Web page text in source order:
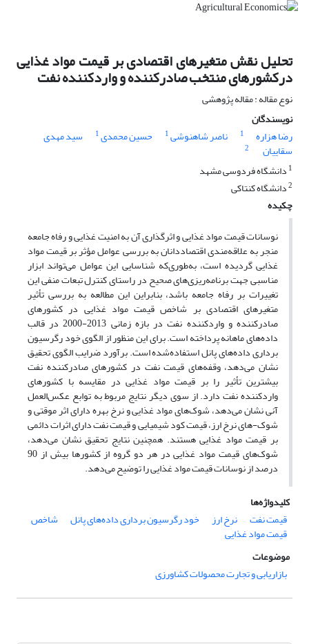
تحلیل نقش متغیرهای اقتصادی بر قیمت مواد غذایی
درکشورهای منتخب صادرکننده و واردکننده نفت
نوع مقاله : مقاله پژوهشی
نویسندگان
رضا هزاره
1 ناصر شاهنوشی1 حسین محمدی1 سید مهدی
سقاییان
2
1 دانشگاه فردوسی مشهد
2دانشگاه کنتاکی
چکیده
نوسانات قیمت مواد غذایی و اثر‌گذاری آن به امنیت غذایی و رفاه جامعه
منجر به علاقه‌مندی اقتصاددانان به بررسی عوامل مؤثر بر قیمت مواد
غذایی گردیده است، به‌طوری‌که شناسایی این عوامل می‌تواند ابزار
مناسبی جهت برنامه‌ریزی‌های صحیح در راستای کنترل تبعات منفی این
تغییرات بر رفاه جامعه باشد، بنابراین این مطالعه به بررسی تأثیر
متغیرهای اقتصادی بر شاخص قیمت مواد غذایی در کشورهای
صادرکننده و واردکننده نفت در بازه زمانی 2013-2000 در قالب
داده‌های ماهانه پرداخته است. برای این منظور از الگوی خود رگرسیون
برداری داده‌های پانل استفاده‌شده است. برآورد ضرایب الگوی تحقیق
نشان می‌دهد، وقفه‌های قیمت نفت در کشورهای صادرکننده نفت
بیشترین تأثیر را بر قیمت مواد غذایی در مقایسه با کشورهای
واردکننده نفت دارد. از سوی دیگر نتایج مربوط به توابع عکس‌العمل
آنی نشان می‌دهد، شوک‌های مواد غذایی و نرخ بهره دارای اثر موقتی و
شوک-های نرخ ارز، قیمت کود شیمیایی و قیمت نفت دارای اثرات دائمی
بر قیمت مواد غذایی هستند. همچنین نتایج تحقیق نشان می‌دهد،
شوک‌های قیمت مواد غذایی در هر دو گروه از کشورها بیش از 90
درصد از نوسانات قیمت مواد غذایی را توضیح می‌دهد.
کلیدواژه‌ها
قیمت نفت
نرخ ارز خود رگرسیون برداری داده‌های پانل شاخص
قیمت مواد غذایی
موضوعات
بازاریابی و تجارت محصولات کشاورزی